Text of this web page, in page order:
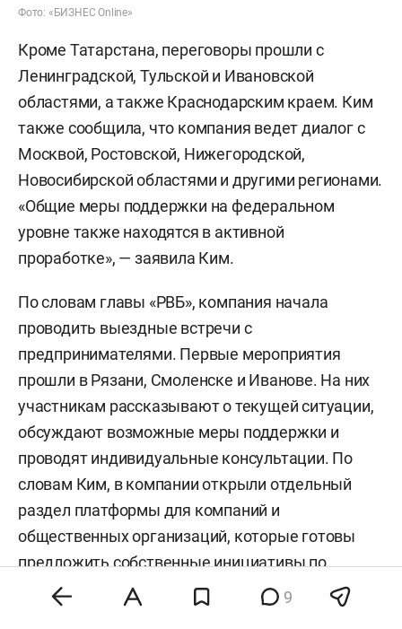
Фото: «БИЗНЕС Online»
Кроме Татарстана, переговоры прошли с
Ленинградской, Тульской и Ивановской
областями, а также Краснодарским краем. Ким
также сообщила, что компания ведет диалог с
Москвой, Ростовской, Нижегородской,
Новосибирской областями и другими регионами.
«Общие меры поддержки на федеральном
уровне также находятся в активной
проработке», — заявила Ким.
По словам главы «РВБ», компания начала
проводить выездные встречи с
предпринимателями. Первые мероприятия
прошли в Рязани, Смоленске и Иванове. На них
участникам рассказывают о текущей ситуации,
обсуждают возможные меры поддержки и
проводят индивидуальные консультации. По
словам Ким, в компании открыли отдельный
раздел платформы для компаний и
общественных организаций, которые готовы
предложить собственные инициативы по
поддержке.
9